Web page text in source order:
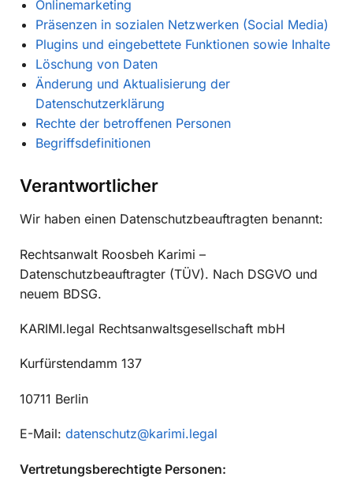
Onlinemarketing
Präsenzen in sozialen Netzwerken (Social Media)
Plugins und eingebettete Funktionen sowie Inhalte
Löschung von Daten
Änderung und Aktualisierung der
Datenschutzerklärung
Rechte der betroffenen Personen
Begriffsdefinitionen
Verantwortlicher
Wir haben einen Datenschutzbeauftragten benannt:
Rechtsanwalt Roosbeh Karimi –
Datenschutzbeauftragter (TÜV). Nach DSGVO und
neuem BDSG.
KARIMI.legal Rechtsanwaltsgesellschaft mbH
Kurfürstendamm 137
10711 Berlin
E-Mail: datenschutz@karimi.legal
Vertretungsberechtigte Personen: